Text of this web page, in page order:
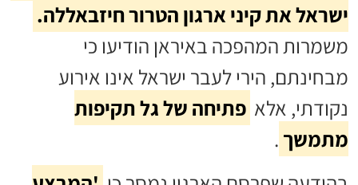
ישראל את קיני ארגון הטרור חיזבאללה.
משמרות המהפכה באיראן הודיעו כי
מבחינתם, הירי לעבר ישראל אינו אירוע
נקודתי, אלא פתיחה של גל תקיפות
מתמשך .